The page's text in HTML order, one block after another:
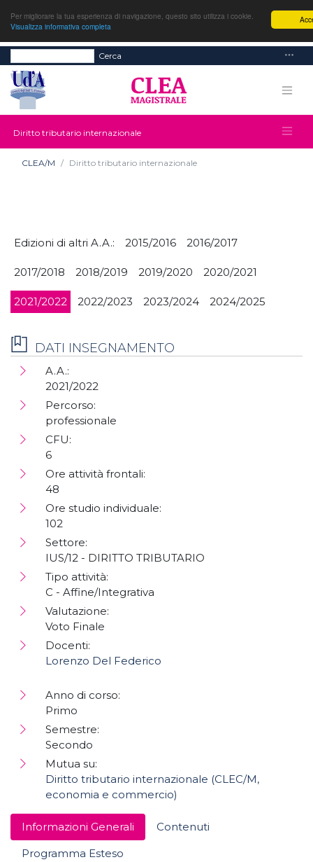
Per migliorare la tua esperienza di navigazione, questo sito utilizza i cookie.
Visualizza informativa completa
Cerca
Diritto tributario internazionale
CLEA/M Diritto tributario internazionale
Edizioni di altri A.A.: 2015/2016 2016/2017
2017/2018 2018/2019 2019/2020 2020/2021
2021/2022 2022/2023 2023/2024 2024/2025
Informazioni Generali
Contenuti
Programma Esteso
DATI INSEGNAMENTO
A.A.:
2021/2022
Percorso:
professionale
CFU:
6
Ore attività frontali:
48
Ore studio individuale:
102
Settore:
IUS/12 - DIRITTO TRIBUTARIO
Tipo attività:
C - Affine/Integrativa
Valutazione:
Voto Finale
Docenti:
Lorenzo Del Federico
Anno di corso:
Primo
Semestre:
Secondo
Mutua su:
Diritto tributario internazionale (CLEC/M,
economia e commercio)